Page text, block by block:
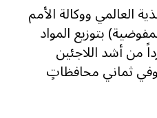
العالمي ووكالة الأمم
بتوزيع المواد
على نحو 51600 فرداً من أشد اللاجئين
ثماني محافظاتٍ